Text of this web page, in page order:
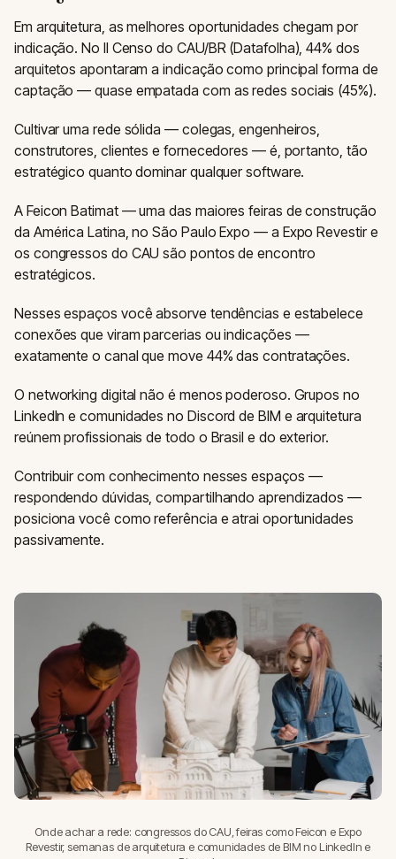
Em arquitetura, as melhores oportunidades chegam por
indicação. No II Censo do CAU/BR (Datafolha), 44% dos
arquitetos apontaram a indicação como principal forma de
captação — quase empatada com as redes sociais (45%).
Cultivar uma rede sólida — colegas, engenheiros,
construtores, clientes e fornecedores — é, portanto, tão
estratégico quanto dominar qualquer software.
A Feicon Batimat — uma das maiores feiras de construção
da América Latina, no São Paulo Expo — a Expo Revestir e
os congressos do CAU são pontos de encontro
estratégicos.
Nesses espaços você absorve tendências e estabelece
conexões que viram parcerias ou indicações —
exatamente o canal que move 44% das contratações.
O networking digital não é menos poderoso. Grupos no
LinkedIn e comunidades no Discord de BIM e arquitetura
reúnem profissionais de todo o Brasil e do exterior.
Contribuir com conhecimento nesses espaços —
respondendo dúvidas, compartilhando aprendizados —
posiciona você como referência e atrai oportunidades
passivamente.
Onde achar a rede: congressos do CAU, feiras como Feicon e Expo
Revestir, semanas de arquitetura e comunidades de BIM no LinkedIn e